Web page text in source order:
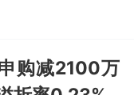
购减2100万